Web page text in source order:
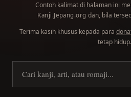
Contoh kalimat di halaman ini
Kanji.Jepang.org dan, bila
Terima kasih khusus kepada para
tetap hidup.
Cari kanji